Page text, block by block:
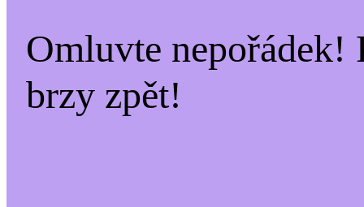
Omluvte nepořádek!
brzy zpět!